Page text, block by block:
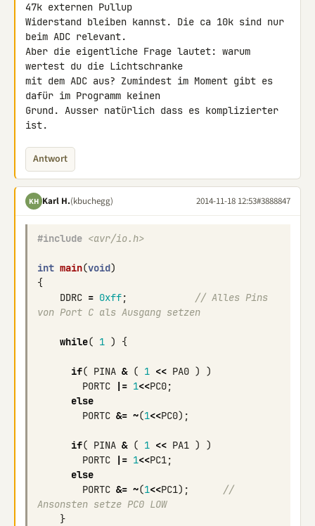
47k externen Pullup
Widerstand bleiben kannst. Die ca 10k sind nur
beim ADC relevant.
Aber die eigentliche Frage lautet: warum
wertest du die Lichtschranke
mit dem ADC aus? Zumindest im Moment gibt es
dafür im Programm keinen
Grund. Ausser natürlich dass es komplizierter
ist.
Antwort
KH Karl H.(kbuchegg) 2014-11-18 12:53#3888847
#include <avr/io.h>
int main(void)
{
DDRC = 0xff;
// Alles Pins
von Port C als Ausgang setzen
while( 1 ) {
if( PINA & ( 1 << PA0 )
)
PORTC
|= 1<<PC0;
else
PORTC &= ~(1<<PC0);
if( PINA & ( 1 << PA1 )
)
PORTC
|= 1<<PC1;
else
PORTC &= ~(1<<PC1);
//
Ansonsten setze PC0 LOW
}